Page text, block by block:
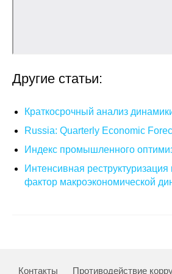
Другие статьи:
Краткосрочный анализ
Russia: Quarterly Economic
Индекс промышленного
Интенсивная реструктуризация
фактор макроэкономической
Контакты Противодействие